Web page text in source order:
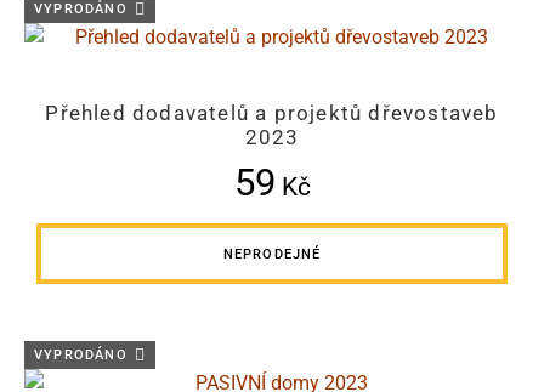
VYPRODÁNO
Přehled dodavatelů a projektů dřevostaveb
2023
59 Kč
NEPRODEJNÉ
VYPRODÁNO